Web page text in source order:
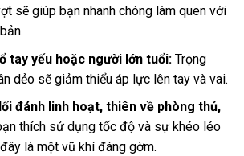
sẽ giúp bạn nhanh chóng làm quen với
tay yếu hoặc người lớn tuổi:Trọng
dẻo sẽ giảm thiểu áp lực lên tay và vai.
đánh linh hoạt, thiên về phòng thủ,
thích sử dụng tốc độ và sự khéo léo
là một vũ khí đáng gờm.